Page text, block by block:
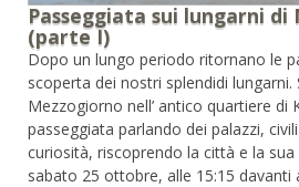
Passeggiata sui lungarni di
(parte I)
Dopo un lungo periodo ritornano le
scoperta dei nostri splendidi
Mezzogiorno nell’ antico quartiere di
passeggiata parlando dei palazzi,
curiosità, riscoprendo la città e la
sabato 25 ottobre, alle 15:15 davanti